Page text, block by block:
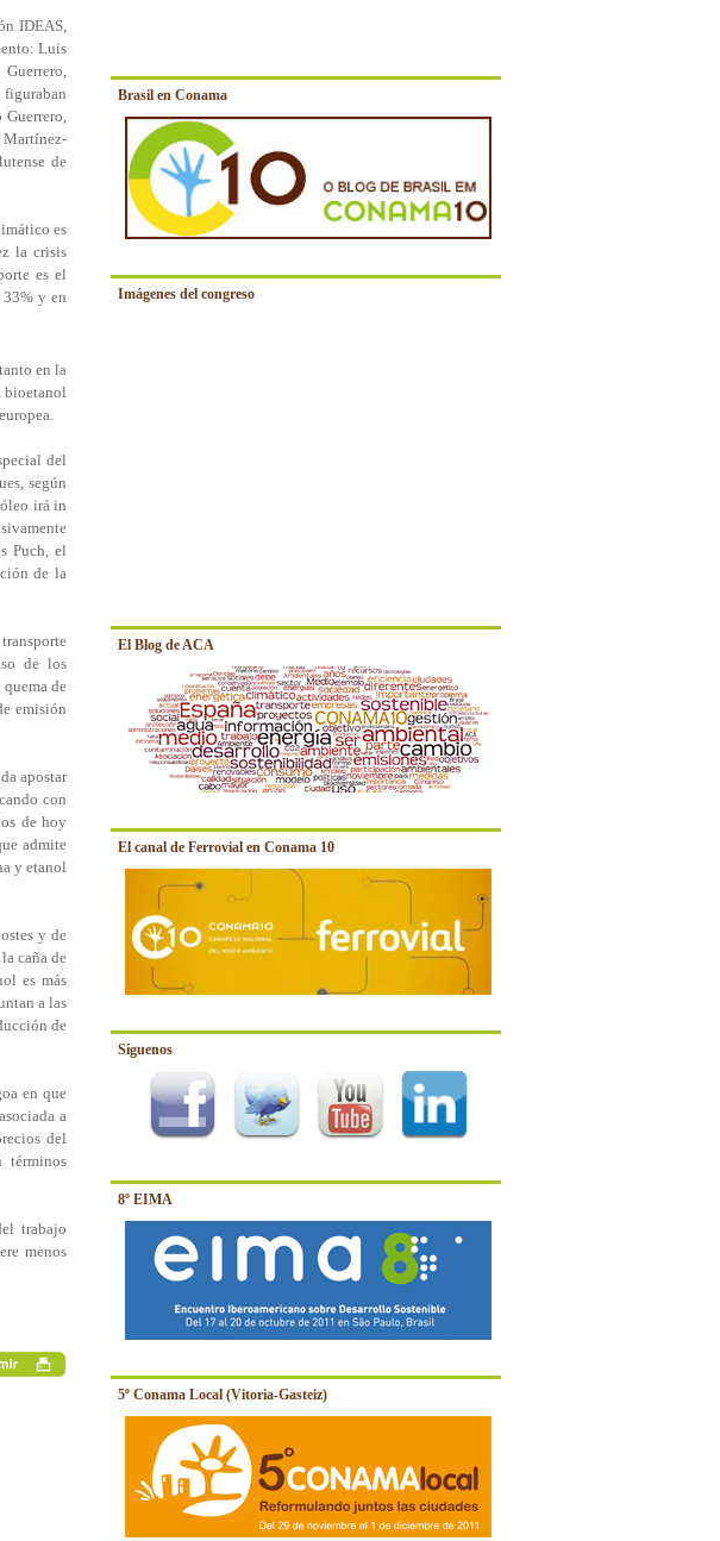
Brasil en Conama
Imágenes del congreso
El Blog de ACA
El canal de Ferrovial en Conama 10
Síguenos
8º EIMA
5º Conama Local (Vitoria-Gasteiz)
IDEAS,
Luis
figuraban
Martínez-
de
es
la crisis
es el
33% y en
en la
bioetanol
del
según
irá in
Puch, el
de la
de los
de
emisión
apostar
con
de hoy
admite
y etanol
y de
caña de
es más
a las
de
en que
a
del
términos
trabajo
menos